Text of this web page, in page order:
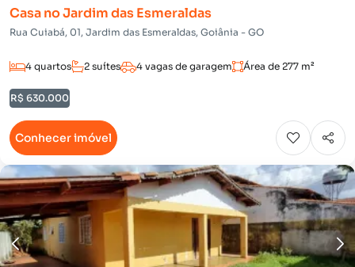
Casa no Jardim das Esmeraldas
Rua Cuiabá, 01, Jardim das Esmeraldas, Goiânia - GO
4 quartos 2 suítes 4 vagas de garagem Área de 277 m²
R$ 630.000
Conhecer imóvel